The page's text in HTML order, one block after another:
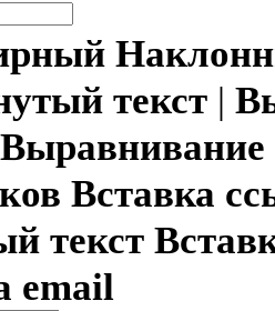
текст |
Вставка
текст
email